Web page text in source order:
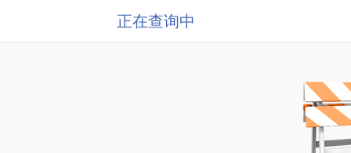
正在查询中